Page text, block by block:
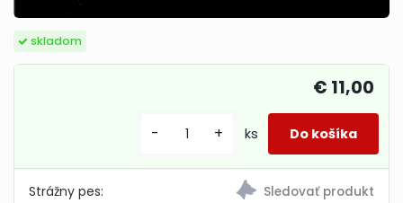
skladom
€ 11,00
Strážny pes:
- + ks